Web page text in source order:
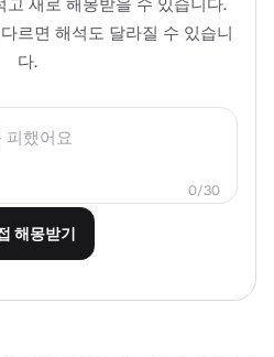
르면 해석도 달라질 수 있습니
다.
0/30
해몽받기